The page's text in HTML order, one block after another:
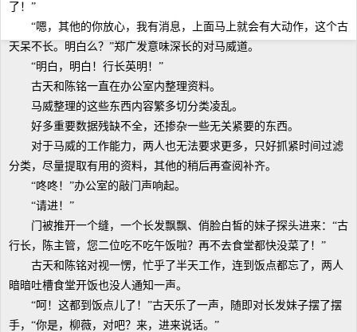
了！”
“嗯，其他的你放心，我有消息，上面马上就会有大动作，这个古
天呆不长。明白么？”郑广发意味深长的对马威道。
“明白，明白！行长英明！”
古天和陈铭一直在办公室内整理资料。
马威整理的这些东西内容繁多切分类凌乱。
好多重要数据残缺不全，还掺杂一些无关紧要的东西。
对于马威的工作能力，两人也无法要求更多，只好抓紧时间过滤
分类，尽量提取有用的资料，其他的稍后再查阅补齐。
“咚咚！”办公室的敲门声响起。
“请进！”
门被推开一个缝，一个长发飘飘、俏脸白皙的妹子探头进来：“古
行长，陈主管，您二位吃不吃午饭啦？再不去食堂都快没菜了！”
古天和陈铭对视一愣，忙乎了半天工作，连到饭点都忘了，两人
暗暗吐槽食堂开饭也没人通知一声。
“呵！这都到饭点儿了！”古天乐了一声，随即对长发妹子摆了摆
手，“你是，柳薇，对吧？来，进来说话。”